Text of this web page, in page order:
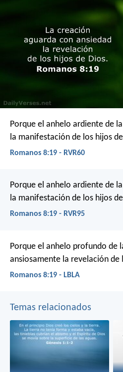
Porque el anhelo ardiente de
la manifestación de los hijos
Romanos 8:19 - RVR60
Porque el anhelo ardiente de
la manifestación de los hijos
Romanos 8:19 - RVR95
Porque el anhelo profundo de
ansiosamente la revelación de
Romanos 8:19 - LBLA
Temas relacionados